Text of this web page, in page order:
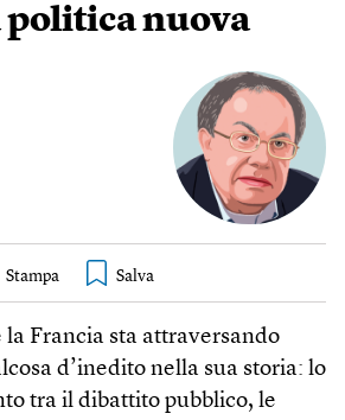
politica nuova
Stampa
la Francia sta attraversando
d’inedito nella sua storia: lo
tra il dibattito pubblico, le